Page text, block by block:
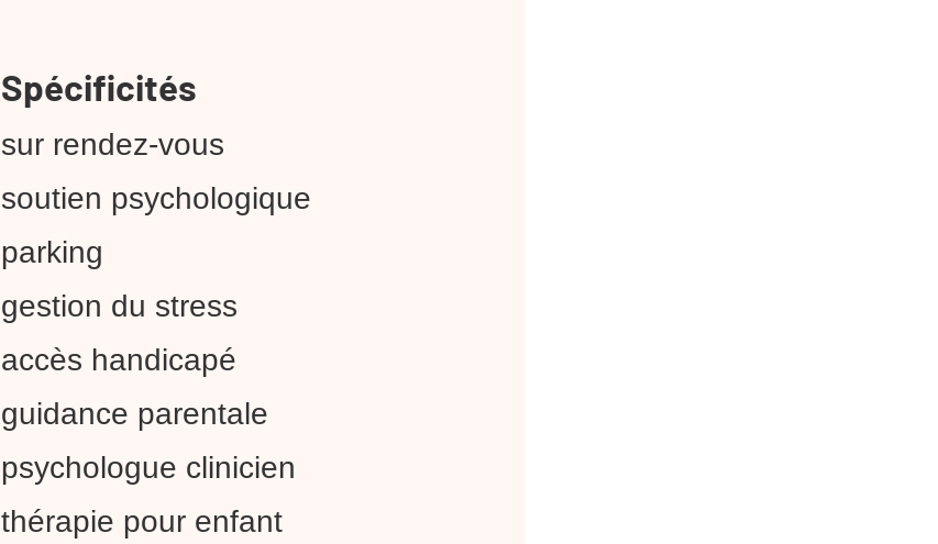
Spécificités
sur rendez-vous
soutien psychologique
parking
gestion du stress
accès handicapé
guidance parentale
psychologue clinicien
thérapie pour enfant